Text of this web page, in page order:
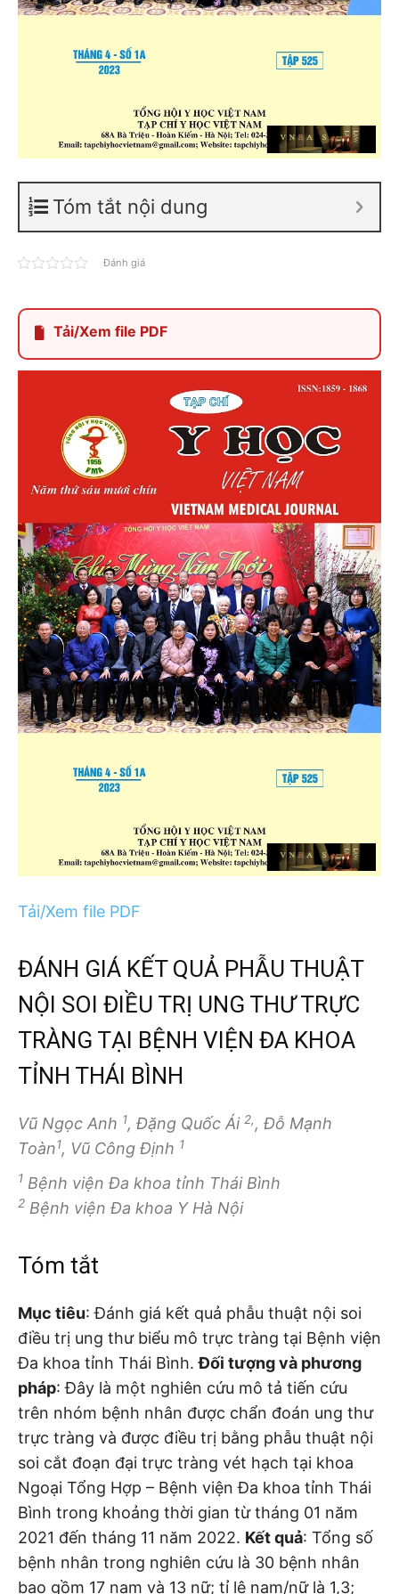
Tóm tắt nội dung
Đánh giá
Tải/Xem file PDF
Tải/Xem file PDF
ĐÁNH GIÁ KẾT QUẢ PHẪU THUẬT
NỘI SOI ĐIỀU TRỊ UNG THƯ TRỰC
TRÀNG TẠI BỆNH VIỆN ĐA KHOA
TỈNH THÁI BÌNH
Vũ Ngọc Anh 1, Đặng Quốc Ái 2,, Đỗ Mạnh
Toàn1, Vũ Công Định 1
1 Bệnh viện Đa khoa tỉnh Thái Bình
2 Bệnh viện Đa khoa Y Hà Nội
Tóm tắt
Mục tiêu: Đánh giá kết quả phẫu thuật nội soi
điều trị ung thư biểu mô trực tràng tại Bệnh viện
Đa khoa tỉnh Thái Bình.Đối tượng và phương
pháp: Đây là một nghiên cứu mô tả tiến cứu
trên nhóm bệnh nhân được chẩn đoán ung thư
trực tràng và được điều trị bằng phẫu thuật nội
soi cắt đoạn đại trực tràng vét hạch tại khoa
Ngoại Tổng Hợp – Bệnh viện Đa khoa tỉnh Thái
Bình trong khoảng thời gian từ tháng 01 năm
2021 đến tháng 11 năm 2022. Kết quả: Tổng số
bệnh nhân trong nghiên cứu là 30 bệnh nhân
bao gồm 17 nam và 13 nữ; tỉ lệ nam/nữ là 1,3;